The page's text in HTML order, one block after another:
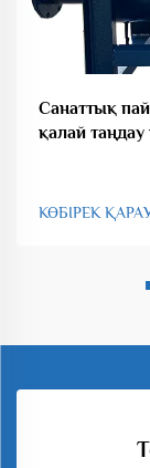
Санаттық
қалай таңдау
КӨБІРЕК